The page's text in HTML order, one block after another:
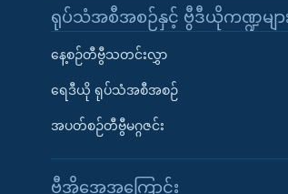
ရုပ်သံအစီအစဉ်နှင့် ဗွီဒီယိုကဏ္ဍမျာ
နေ့စဉ်တီဗွီသတင်းလွှာ
ရေဒီယို ရုပ်သံအစီအစဉ်
အပတ်စဉ်တီဗွီမဂ္ဂဇင်း
ဗွီအိုအေအကြောင်း